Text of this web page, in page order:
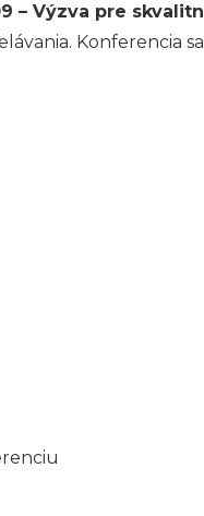
– Výzva pre
Konferencia sa